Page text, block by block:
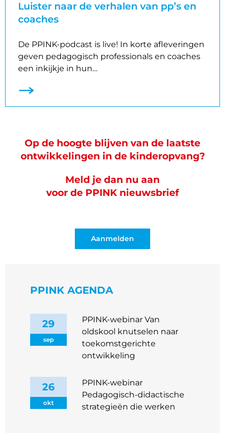
Luister naar de verhalen van pp’s en
coaches
De PPINK‑podcast is live! In korte afleveringen
geven pedagogisch professionals en coaches
een inkijkje in hun…
Op de hoogte blijven van de laatste
ontwikkelingen in de kinderopvang?
Meld je dan nu aan
voor de PPINK nieuwsbrief
Aanmelden
PPINK AGENDA
29
sep
PPINK-webinar Van
oldskool knutselen naar
toekomstgerichte
ontwikkeling
26
okt
PPINK-webinar
Pedagogisch‑didactische
strategieën die werken